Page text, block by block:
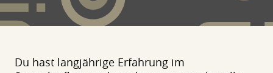
Du hast langjährige Erfahrung im